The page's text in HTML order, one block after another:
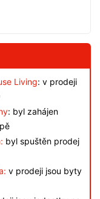
Living: v prodeji
: byl zahájen
byl spuštěn prodej
v prodeji jsou byty